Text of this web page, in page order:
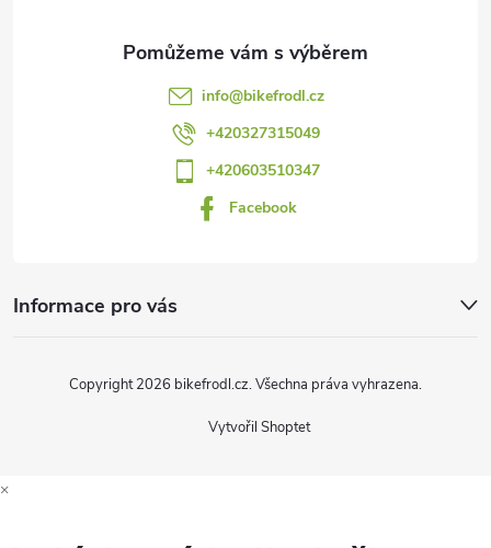
info@bikefrodl.cz
+420327315049
+420603510347
Facebook
Informace pro vás
Vytvořil Shoptet
Copyright 2026 bikefrodl.cz. Všechna práva vyhrazena.
×